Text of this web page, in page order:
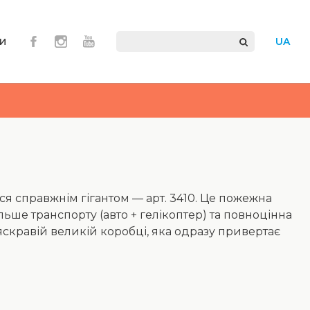
UA
справжнім гігантом — арт. 3410. Це пожежна
транспорту (авто + гелікоптер) та повноцінна
великій коробці, яка одразу привертає